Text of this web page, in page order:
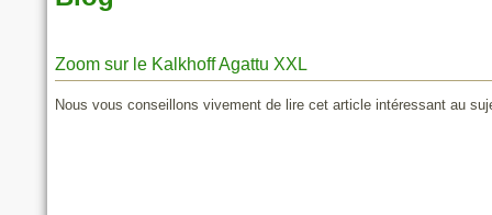
Zoom sur le Kalkhoff Agattu XXL
Nous vous conseillons vivement de lire cet article intéressant au